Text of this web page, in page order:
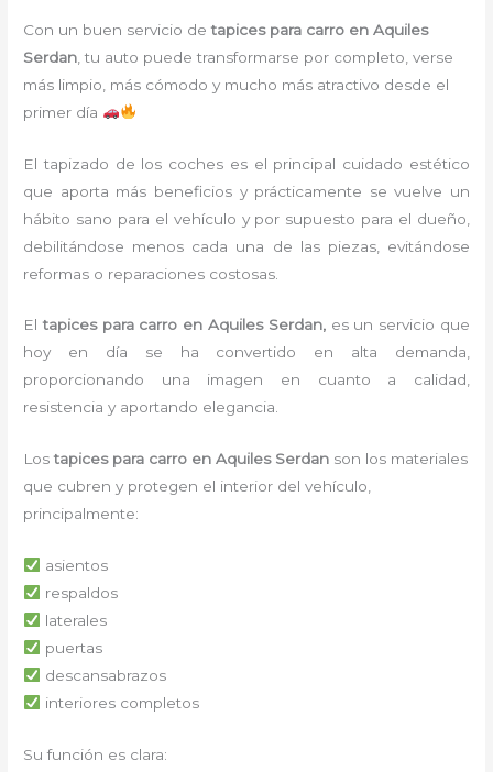
Con un buen servicio detapices para carro en Aquiles
Serdan , tu auto puede transformarse por completo, verse
más limpio, más cómodo y mucho más atractivo desde el
primer día
El tapizado de los coches es el principal cuidado estético
que aporta más beneficios y prácticamente se vuelve un
hábito sano para el vehículo y por supuesto para el dueño,
debilitándose menos cada una de las piezas, evitándose
reformas o reparaciones costosas.
El tapices para carro en Aquiles Serdan, es un servicio que
hoy en día se ha convertido en alta demanda,
proporcionando una imagen en cuanto a calidad,
resistencia y aportando elegancia.
Lostapices para carro en Aquiles Serdan son los materiales
que cubren y protegen el interior del vehículo,
principalmente:
asientos
respaldos
laterales
puertas
descansabrazos
interiores completos
Su función es clara: